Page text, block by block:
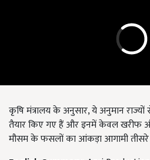
कृषि मंत्रालय के अनुसार, ये अनुमान राज्यों
तैयार किए गए हैं और इनमें केवल खरीफ
मौसम के फसलों का आंकड़ा आगामी तीसरे